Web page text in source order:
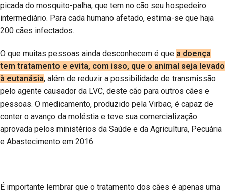
picada do mosquito-palha, que tem no cão seu hospedeiro
intermediário. Para cada humano afetado, estima-se que haja
200 cães infectados.
O que muitas pessoas ainda desconhecem é que a doença
tem tratamento e evita, com isso, que o animal seja levado
à eutanásia, além de reduzir a possibilidade de transmissão
pelo agente causador da LVC, deste cão para outros cães e
pessoas. O medicamento, produzido pela Virbac, é capaz de
conter o avanço da moléstia e teve sua comercialização
aprovada pelos ministérios da Saúde e da Agricultura, Pecuária
e Abastecimento em 2016.
É importante lembrar que o tratamento dos cães é apenas uma